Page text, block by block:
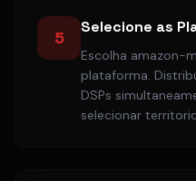
5
Selecione as
Escolha amazon-
plataforma.
DSPs
selecionar